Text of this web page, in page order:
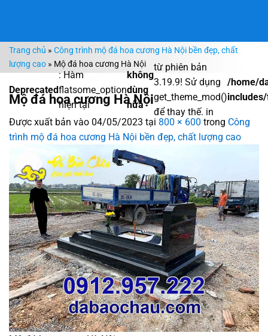
dung
Deprecated
: Hàm
flatsome_option
hiện tại
không
dùng
nữa
từ phiên bản
3.19.9! Sử dụng
get_theme_mod()
để thay thế. in
/home/
Trang chủ » Công trình mộ đá hoa cương Hà Nội bền đẹp, chất
lượng cao » Mộ đá hoa cương Hà Nội
Mộ đá hoa cương Hà Nội
Được xuất bản vào 04/05/2023 tại 800 × 600 trong Công
trình mộ đá hoa cương Hà Nội bền đẹp, chất lượng cao